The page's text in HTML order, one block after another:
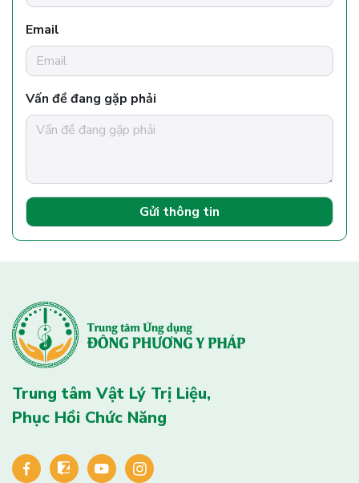
Email
Vấn đề đang gặp phải
Gửi thông tin
Trung tâm Vật Lý Trị Liệu,
Phục Hồi Chức Năng